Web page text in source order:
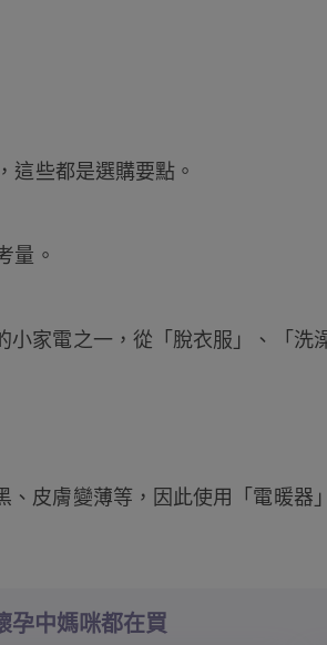
這些都是選購要點。
量。
家電之一，從「脫衣服」、「
皮膚變薄等，因此使用「電暖
孕中媽咪都在買